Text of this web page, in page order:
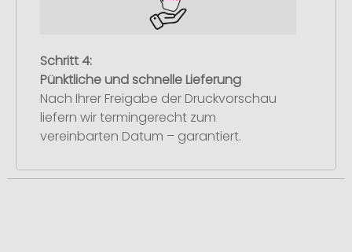
Schritt 4:
Pünktliche und schnelle Lieferung
Nach Ihrer Freigabe der Druckvorschau
liefern wir termingerecht zum
vereinbarten Datum – garantiert.